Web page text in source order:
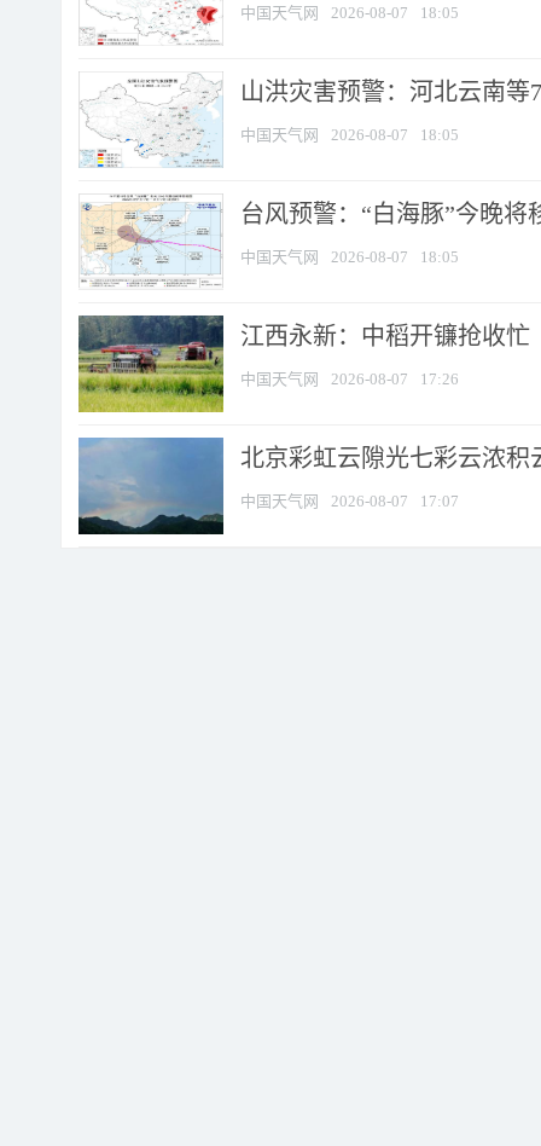
中国天气网 2026-08-07 18:05
山洪灾害预警：河北云南
中国天气网 2026-08-07 18:05
台风预警：“白海豚”今晚将
中国天气网 2026-08-07 18:05
江西永新：中稻开镰抢收忙
中国天气网 2026-08-07 17:26
北京彩虹云隙光七彩云浓积
中国天气网 2026-08-07 17:07